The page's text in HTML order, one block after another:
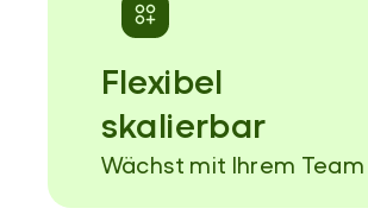
Flexibel
skalierbar
Wächst mit Ihrem Team